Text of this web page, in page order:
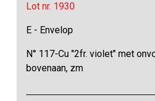
Lot nr. 1930
E - Envelop
N° 117-Cu "2fr. violet" met
bovenaan, zm